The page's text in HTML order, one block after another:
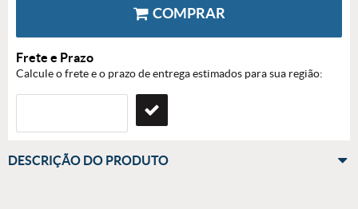
COMPRAR
Frete e Prazo
Calcule o frete e o prazo de entrega estimados para sua região:
DESCRIÇÃO DO PRODUTO